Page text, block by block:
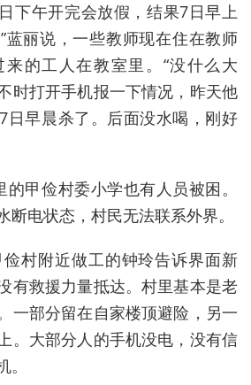
下午开完会放假，结果7日早上
蓝丽说，一些教师现在住在教师
的工人在教室里。“没什么大
时打开手机报一下情况，昨天他
日早晨杀了。后面没水喝，刚好
甲俭村委小学也有人员被困。
断电状态，村民无法联系外界。
村附近做工的钟玲告诉界面新
有救援力量抵达。村里基本是老
一部分留在自家楼顶避险，另一
。大部分人的手机没电，没有信